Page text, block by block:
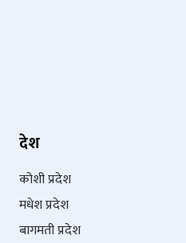
देश
कोशी प्रदेश
मधेश प्रदेश
बागमती प्रदेश